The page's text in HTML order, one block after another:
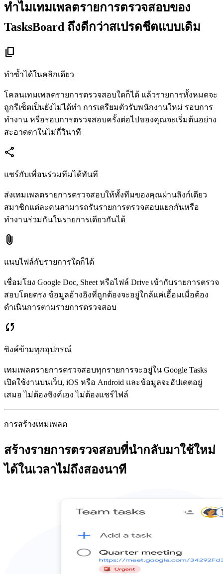
ทำไมเทมเพลตรายการตรวจสอบของ
TasksBoard ถึงดีกว่าสเปรดชีตแบบเดิม
content_copy
ทำซ้ำได้ในคลิกเดียว
โคลนเทมเพลตรายการตรวจสอบใดก็ได้ แล้วรายการทั้งหมดจะ
ถูกรีเซ็ตเป็นยังไม่ได้ทำ การเตรียมตัวรับพนักงานใหม่ รอบการ
ทำงาน หรือรอบการตรวจสอบครั้งต่อไปของคุณจะเริ่มต้นอย่าง
สะอาดตาในไม่กี่วินาที
share
แชร์กับเพื่อนร่วมทีมได้ทันที
ส่งเทมเพลตรายการตรวจสอบให้ทั้งทีมของคุณผ่านลิงก์เดียว
สมาชิกแต่ละคนสามารถรันรายการตรวจสอบแยกกันหรือ
ทำงานร่วมกันในรายการเดียวกันได้
attach_file
แนบไฟล์กับรายการใดก็ได้
เชื่อมโยง Google Doc, Sheet หรือไฟล์ Drive เข้ากับรายการตรวจ
สอบโดยตรง ข้อมูลอ้างอิงที่ถูกต้องจะอยู่ใกล้แค่เอื้อมเมื่อต้อง
ดำเนินการตามรายการตรวจสอบ
sync
ซิงค์ข้ามทุกอุปกรณ์
เทมเพลตรายการตรวจสอบทุกรายการจะอยู่ใน Google Tasks
เปิดใช้งานบนเว็บ, iOS หรือ Android และข้อมูลจะอัปเดตอยู่
เสมอ ไม่ต้องซิงค์เอง ไม่ต้องแชร์ไฟล์
การสร้างเทมเพลต
สร้างรายการตรวจสอบที่นำกลับมาใช้ใหม่
ได้ในเวลาไม่ถึงสองนาที